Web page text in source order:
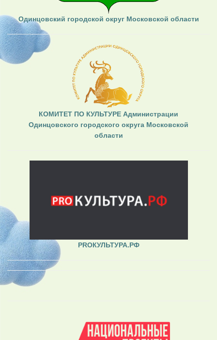
Одинцовский городской округ Московской области
КОМИТЕТ ПО КУЛЬТУРЕ Администрации
Одинцовского городского округа Московской
области
PROКУЛЬТУРА.РФ